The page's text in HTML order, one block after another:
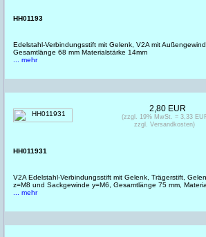
HH01193
Edelstahl-Verbindungsstift mit Gelenk, V2A mit
Gesamtlänge 68 mm Materialstärke 14mm
... mehr
HH011931
V2A Edelstahl-Verbindungsstift mit Gelenk, Trägerstift,
z=M8 und Sackgewinde y=M6, Gesamtlänge 75 mm,
... mehr
2,80 EUR
(zzgl. 19% MwSt. = 3,33
zzgl. Versandkosten)